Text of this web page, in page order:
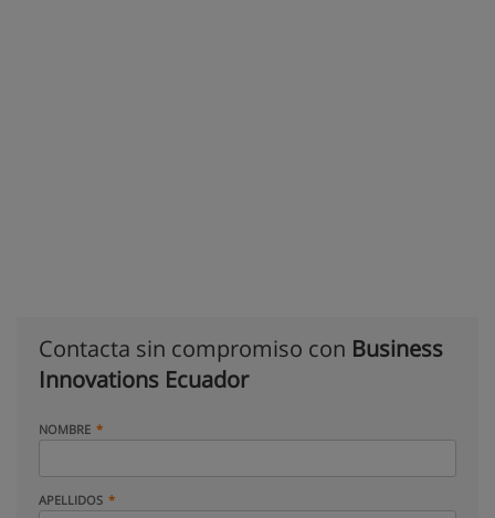
Contacta sin compromiso con Business
Innovations Ecuador
NOMBRE
APELLIDOS